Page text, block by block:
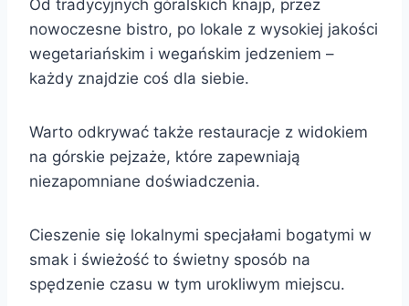
Od tradycyjnych góralskich knajp, przez
nowoczesne bistro, po lokale z wysokiej jakości
wegetariańskim i wegańskim jedzeniem –
każdy znajdzie coś dla siebie.
Warto odkrywać także restauracje z widokiem
na górskie pejzaże, które zapewniają
niezapomniane doświadczenia.
Cieszenie się lokalnymi specjałami bogatymi w
smak i świeżość to świetny sposób na
spędzenie czasu w tym urokliwym miejscu.